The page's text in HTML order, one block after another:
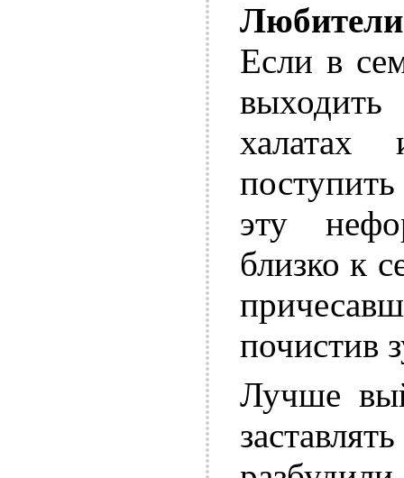
Если в
эту
близко к
почистив
Лучше